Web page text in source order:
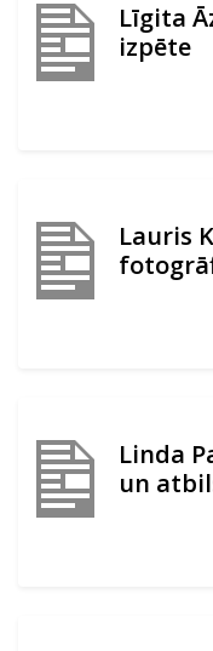
Līgita
izpēte
Lauris
Linda
un